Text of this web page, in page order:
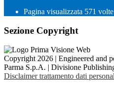
Pagina visualizzata 571 volte
Sezione Copyright
Copyright 2026 | Engineered and
Parma S.p.A. | Divisione
Disclaimer trattamento dati